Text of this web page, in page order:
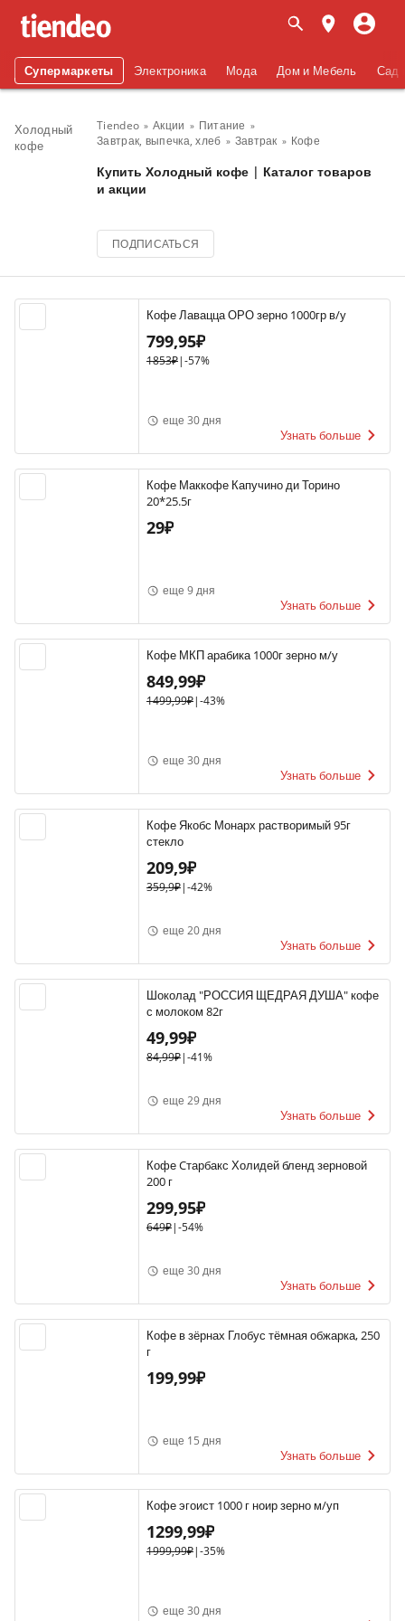
Супермаркеты Электроника Мода Дом и Мебель Сад
Холодный
кофе
Tiendeo Акции
Питание
Завтрак, выпечка, хлеб
Завтрак Кофе
Купить Холодный кофе | Каталог товаров
и акции
ПОДПИСАТЬСЯ
Кофе Лавацца ОРО зерно 1000гр в/у
799,95₽
1853₽|-57%
еще 30 дня
Узнать больше
Кофе Маккофе Капучино ди Торино
20*25.5г
29₽
еще 9 дня
Узнать больше
Кофе МКП арабика 1000г зерно м/у
849,99₽
1499,99₽|-43%
еще 30 дня
Узнать больше
Кофе Якобс Монарх растворимый 95г
стекло
209,9₽
359,9₽|-42%
еще 20 дня
Узнать больше
Шоколад "РОССИЯ ЩЕДРАЯ ДУША" кофе
с молоком 82г
49,99₽
84,99₽|-41%
еще 29 дня
Узнать больше
Кофе Cтарбакс Холидей бленд зерновой
200 г
299,95₽
649₽|-54%
еще 30 дня
Узнать больше
Кофе в зёрнах Глобус тёмная обжарка, 250
г
199,99₽
еще 15 дня
Узнать больше
Кофе эгоист 1000 г ноир зерно м/уп
1299,99₽
1999,99₽|-35%
еще 30 дня